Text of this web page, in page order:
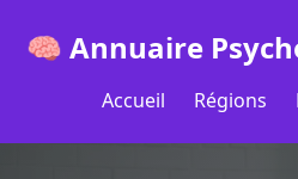
🧠 Annuaire
Accueil Régions